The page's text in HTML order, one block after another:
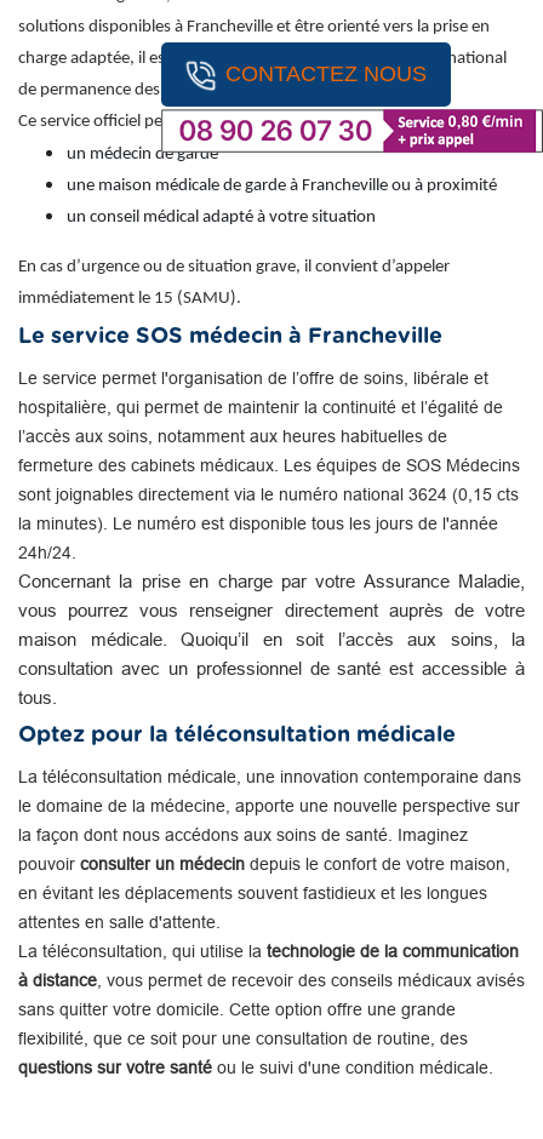
CONTACTEZ NOUS
solutions disponibles à Francheville et être orienté vers la prise en
charge adaptée, il est recommandé de contacter le numéro national
de permanence des soins : 116 117 (appel gratuit).
Ce service officiel permet d’obtenir une orientation vers :
un médecin de garde
une maison médicale de garde à Francheville ou à proximité
un conseil médical adapté à votre situation
En cas d’urgence ou de situation grave, il convient d’appeler
immédiatement le 15 (SAMU).
Le service SOS médecin à Francheville
Le service permet l'organisation de l’offre de soins, libérale et
hospitalière, qui permet de maintenir la continuité et l’égalité de
l’accès aux soins, notamment aux heures habituelles de
fermeture des cabinets médicaux. Les équipes de SOS Médecins
sont joignables directement via le numéro national 3624 (0,15 cts
la minutes). Le numéro est disponible tous les jours de l'année
24h/24.
Concernant la prise en charge par votre Assurance Maladie,
vous pourrez vous renseigner directement auprès de votre
maison médicale. Quoiqu’il en soit l’accès aux soins, la
consultation avec un professionnel de santé est accessible à
tous.
Optez pour la téléconsultation médicale
La téléconsultation médicale, une innovation contemporaine dans
le domaine de la médecine, apporte une nouvelle perspective sur
la façon dont nous accédons aux soins de santé. Imaginez
pouvoir consulter un médecin depuis le confort de votre maison,
en évitant les déplacements souvent fastidieux et les longues
attentes en salle d'attente.
La téléconsultation, qui utilise la technologie de la communication
à distance , vous permet de recevoir des conseils médicaux avisés
sans quitter votre domicile. Cette option offre une grande
flexibilité, que ce soit pour une consultation de routine, des
questions sur votre santé ou le suivi d'une condition médicale.